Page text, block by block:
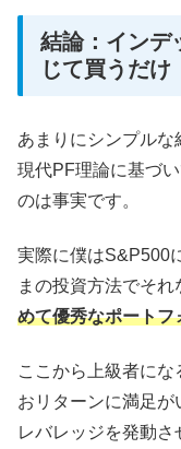
結論：インデ
じて買うだけ
あまりにシンプルな
現代PF理論に基づ
のは事実です。
実際に僕はS&P500
まの投資方法でそれ
めて優秀なポートフ
ここから上級者に
おリターンに満足が
レバレッジを発動